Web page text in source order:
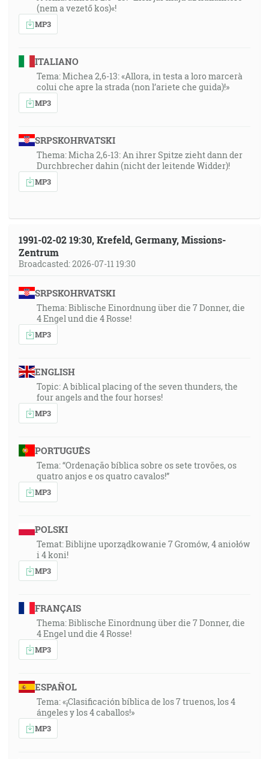
(nem a vezető kos)«!
MP3
ITALIANO
Tema: Michea 2,6-13: «Allora, in testa a loro marcerà
colui che apre la strada (non l’ariete che guida)!»
MP3
SRPSKOHRVATSKI
Thema: Micha 2,6-13: An ihrer Spitze zieht dann der
Durchbrecher dahin (nicht der leitende Widder)!
MP3
1991-02-02 19:30, Krefeld, Germany, Missions-
Zentrum
Broadcasted: 2026-07-11 19:30
SRPSKOHRVATSKI
Thema: Biblische Einordnung über die 7 Donner, die
4 Engel und die 4 Rosse!
MP3
ENGLISH
Topic: A biblical placing of the seven thunders, the
four angels and the four horses!
MP3
PORTUGUÊS
Tema: “Ordenação bíblica sobre os sete trovões, os
quatro anjos e os quatro cavalos!”
MP3
POLSKI
Temat: Biblijne uporządkowanie 7 Gromów, 4 aniołów
i 4 koni!
MP3
FRANÇAIS
Thema: Biblische Einordnung über die 7 Donner, die
4 Engel und die 4 Rosse!
MP3
ESPAÑOL
Tema: «¡Clasificación bíblica de los 7 truenos, los 4
ángeles y los 4 caballos!»
MP3